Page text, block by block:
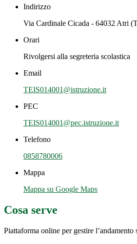
Indirizzo
Via Cardinale Cicada - 64032 Atri
Orari
Rivolgersi alla segreteria scolastica
Email
TEIS014001@istruzione.it
PEC
TEIS014001@pec.istruzione.it
Telefono
0858780006
Mappa
Mappa su Google Maps
Cosa serve
Piattaforma online per gestire